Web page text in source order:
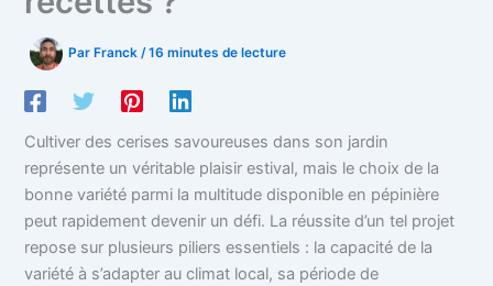
Par Franck/16 minutes de lecture
Cultiver des cerises savoureuses dans son jardin
représente un véritable plaisir estival, mais le choix de la
bonne variété parmi la multitude disponible en pépinière
peut rapidement devenir un défi. La réussite d’un tel projet
repose sur plusieurs piliers essentiels : la capacité de la
variété à s’adapter au climat local, sa période de